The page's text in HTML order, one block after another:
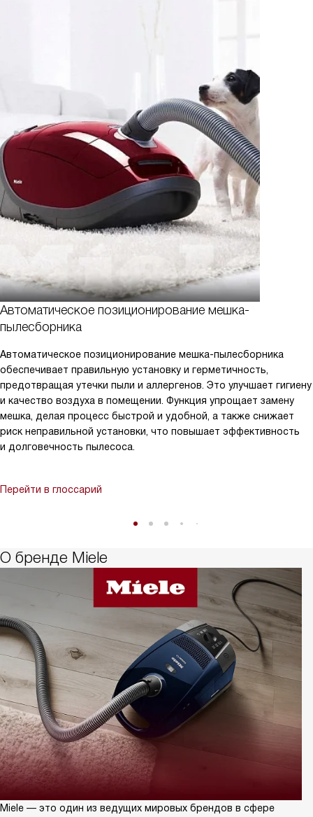
Автоматическое позиционирование мешка-
пылесборника
Автоматическое позиционирование мешка-пылесборника
обеспечивает правильную установку и герметичность,
предотвращая утечки пыли и аллергенов. Это улучшает гигиену
и качество воздуха в помещении. Функция упрощает замену
мешка, делая процесс быстрой и удобной, а также снижает
риск неправильной установки, что повышает эффективность
и долговечность пылесоса.
Перейти в глоссарий
О бренде Miele
Miele — это один из ведущих мировых брендов в сфере